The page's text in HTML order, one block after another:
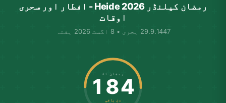
رمضان کیلنڈر Heide 2026 - افطار اور سحری
اوقات
29.9.1447 ہجری • 8 اگست 2026 ہفتہ
رمضان تک
184
دن باقی